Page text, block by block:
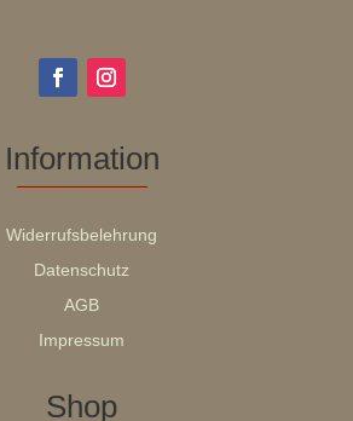
Information
Widerrufsbelehrung
Datenschutz
AGB
Impressum
Shop